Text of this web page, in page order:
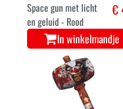
Space gun met licht
en geluid - Rood
€
In winkelmandje